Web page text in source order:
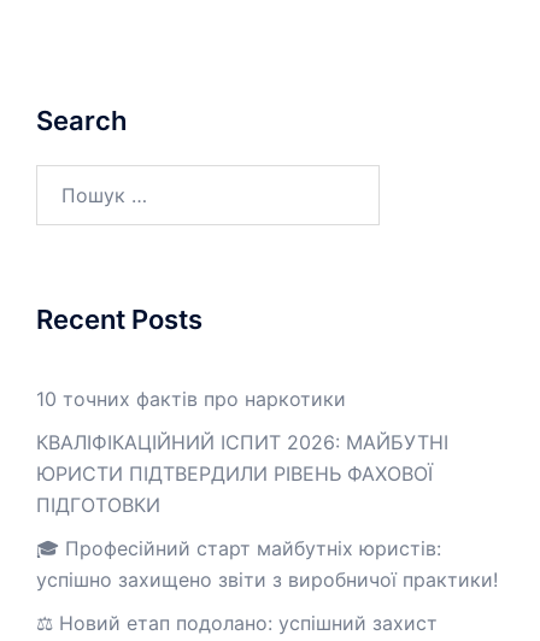
Search
Recent Posts
10 точних фактів про наркотики
КВАЛІФІКАЦІЙНИЙ ІСПИТ 2026: МАЙБУТНІ
ЮРИСТИ ПІДТВЕРДИЛИ РІВЕНЬ ФАХОВОЇ
ПІДГОТОВКИ
🎓 Професійний старт майбутніх юристів:
успішно захищено звіти з виробничої практики!
⚖️ Новий етап подолано: успішний захист